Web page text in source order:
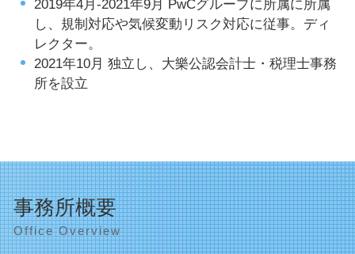
2019年4月-2021年9月 PwCグループに所属に所属
し、規制対応や気候変動リスク対応に従事。ディ
レクター。
2021年10月 独立し、大樂公認会計士・税理士事務
所を設立
事務所概要
Office Overview